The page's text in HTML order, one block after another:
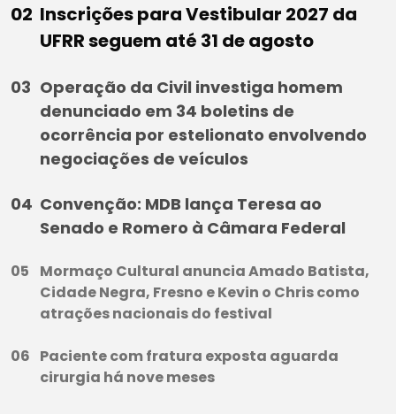
Inscrições para Vestibular 2027 da
UFRR seguem até 31 de agosto
Operação da Civil investiga homem
denunciado em 34 boletins de
ocorrência por estelionato envolvendo
negociações de veículos
Convenção: MDB lança Teresa ao
Senado e Romero à Câmara Federal
Mormaço Cultural anuncia Amado Batista,
Cidade Negra, Fresno e Kevin o Chris como
atrações nacionais do festival
Paciente com fratura exposta aguarda
cirurgia há nove meses